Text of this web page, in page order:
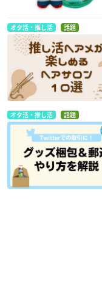
オタ活・推し活 話題
オタ活・推し活 話題